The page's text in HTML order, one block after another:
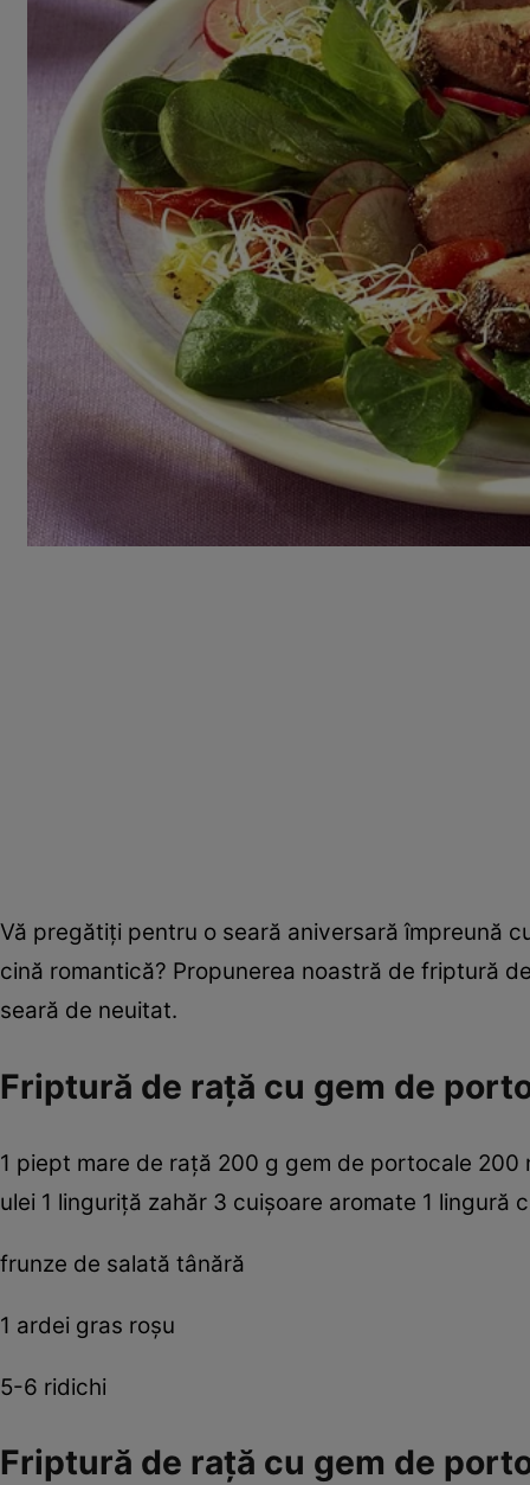
Vă pregătiţi pentru o seară aniversară împreună
cină romantică? Propunerea noastră de friptură
seară de neuitat.
Friptură de raţă cu gem de
1 piept mare de raţă 200 g gem de portocale
ulei 1 linguriţă zahăr 3 cuişoare aromate 1 lingură
frunze de salată tânără
1 ardei gras roşu
5-6 ridichi
Friptură de raţă cu gem de